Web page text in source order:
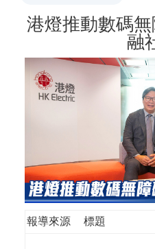
港燈推動數碼
融
報導來源 標題